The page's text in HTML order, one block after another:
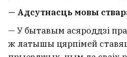
— Адсутнасць мовы
— У бытавым асяроддзі
ж латышы цярпімей